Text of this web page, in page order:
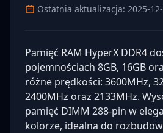
Ostatnia aktualizacja: 2025-
Pamięć RAM HyperX DDR4
pojemnościach 8GB, 16GB
różne prędkości: 3600MHz,
2400MHz oraz 2133MHz.
pamięć DIMM 288-pin w
kolorze, idealna do